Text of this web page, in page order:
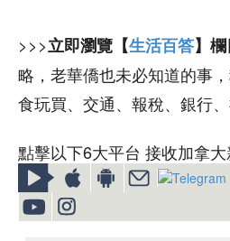
>>>立即瀏覽【生活百答】欄
略，老華僑也未必知道的事，
食玩買、交通、報稅、銀行
點擊以下6大平台 接收加拿